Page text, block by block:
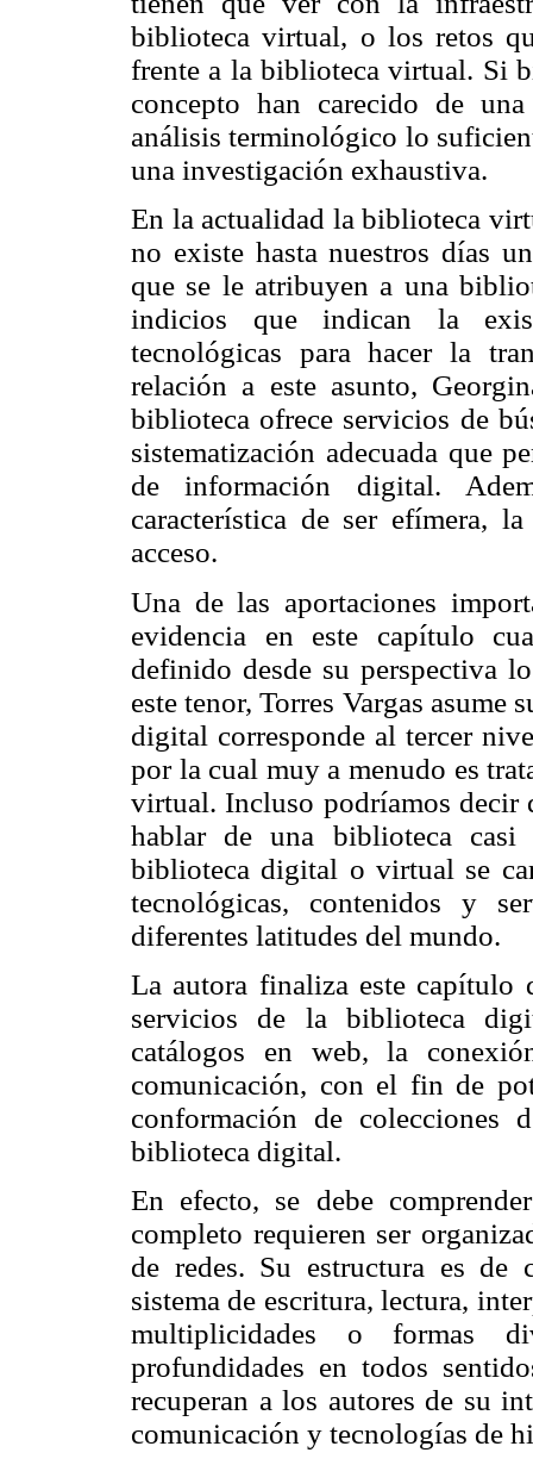
biblioteca virtual, o los retos
frente a la biblioteca virtual. Si
concepto han carecido de
análisis terminológico lo
una investigación exhaustiva.
En la actualidad la biblioteca
no existe hasta nuestros días
que se le atribuyen a una
indicios que indican la
tecnológicas para hacer la
relación a este asunto,
biblioteca ofrece servicios de
sistematización adecuada que
de información digital.
característica de ser efímera,
acceso.
Una de las aportaciones
evidencia en este capítulo
definido desde su perspectiva
este tenor, Torres Vargas
digital corresponde al tercer
por la cual muy a menudo es
virtual. Incluso podríamos decir
hablar de una biblioteca
biblioteca digital o virtual se
tecnológicas, contenidos y
diferentes latitudes del mundo.
La autora finaliza este capítulo
servicios de la biblioteca
catálogos en web, la
comunicación, con el fin de
conformación de
biblioteca digital.
En efecto, se debe
completo requieren ser
de redes. Su estructura es
sistema de escritura, lectura,
multiplicidades o formas
profundidades en todos
recuperan a los autores de su
comunicación y tecnologías de